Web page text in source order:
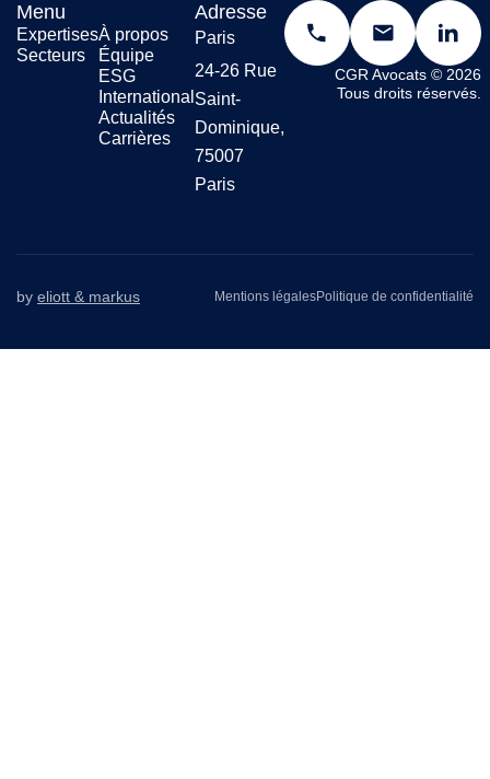
Menu
Expertises
Secteurs
À propos
Équipe
ESG
International
Actualités
Carrières
Adresse
Paris
24-26 Rue
Saint-
Dominique,
75007
Paris
CGR Avocats © 2026
Tous droits réservés.
by eliott & markus Mentions légalesPolitique de confidentialité